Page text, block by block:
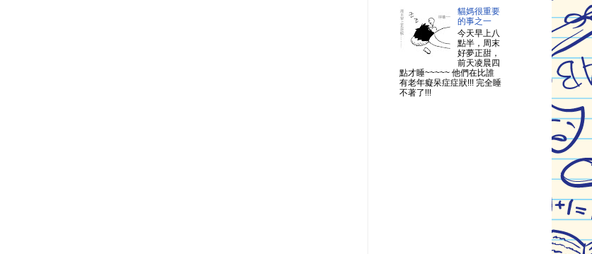
貓媽很重要
的事之一
今天早上八
點半，周末
好夢正甜，
前天凌晨四
點才睡~~~~~ 他們在比誰
有老年癡呆症症狀!!! 完全睡
不著了!!!